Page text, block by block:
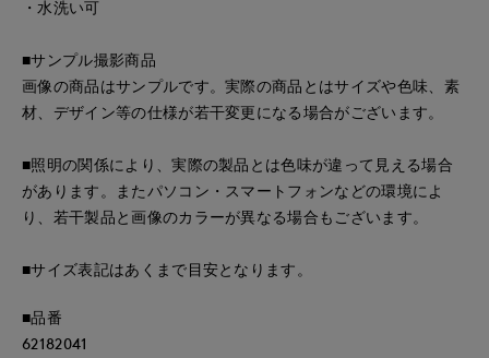
・水洗い可
■サンプル撮影商品
画像の商品はサンプルです。実際の商品とはサイズや色味、素
材、デザイン等の仕様が若干変更になる場合がございます。
■照明の関係により、実際の製品とは色味が違って見える場合
があります。またパソコン・スマートフォンなどの環境によ
り、若干製品と画像のカラーが異なる場合もございます。
■サイズ表記はあくまで目安となります。
■品番
62182041